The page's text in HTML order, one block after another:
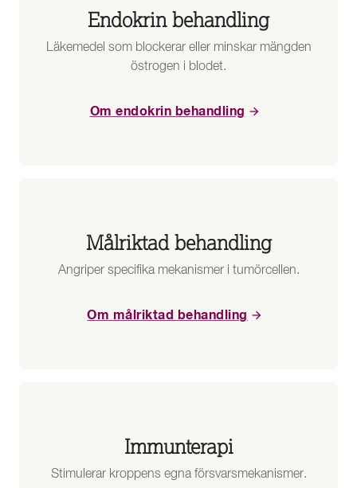
Endokrin behandling
Läkemedel som blockerar eller minskar mängden
östrogen i blodet.
Om endokrin behandling
Målriktad behandling
Angriper specifika mekanismer i tumörcellen.
Om målriktad behandling
Immunterapi
Stimulerar kroppens egna försvarsmekanismer.